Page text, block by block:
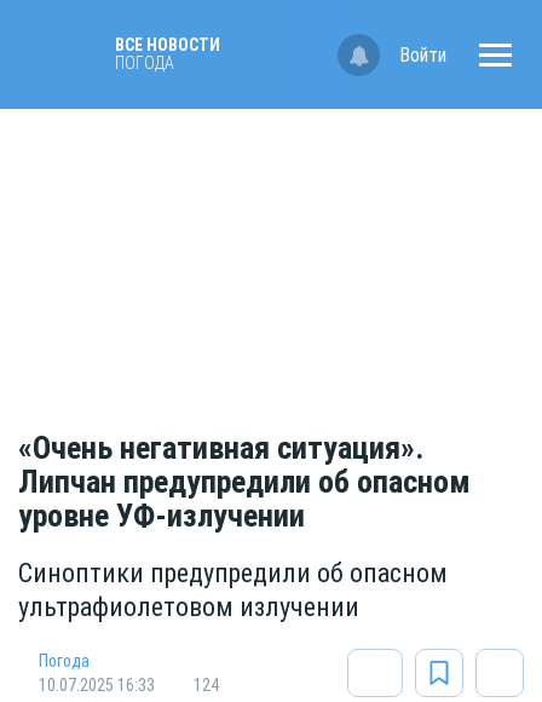
ВСЕ НОВОСТИ
ПОГОДА
Войти
«Очень негативная ситуация».
Липчан предупредили об опасном
уровне УФ-излучении
Синоптики предупредили об опасном
ультрафиолетовом излучении
Погода
10.07.2025 16:33
124